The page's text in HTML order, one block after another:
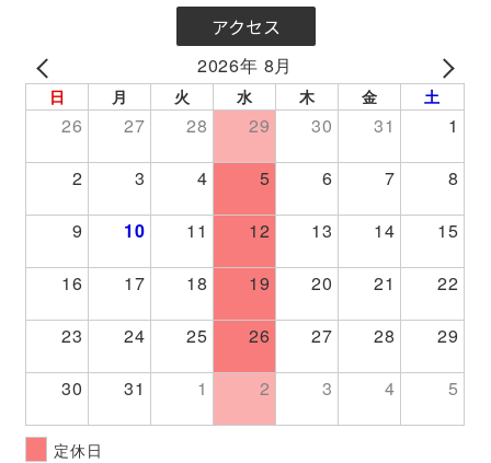
アクセス
2026年 8月
日 月 火 水 木 金 土
26 27 28 29 30 31 1
2 3 4 5 6 7 8
9 10 11 12 13 14 15
16 17 18 19 20 21 22
23 24 25 26 27 28 29
30 31 1 2 3 4 5
定休日